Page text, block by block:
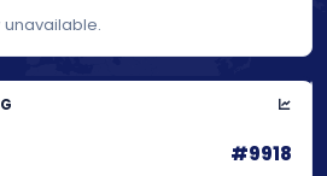
#9918